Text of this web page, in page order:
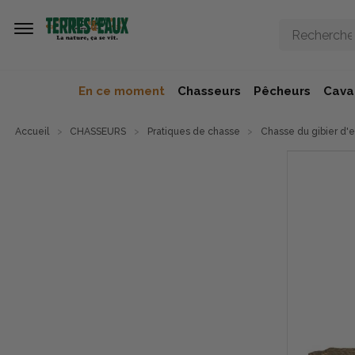
En ce moment Chasseurs Pêcheurs
Accueil CHASSEURS Pratiques de chasse Chasse du gibier